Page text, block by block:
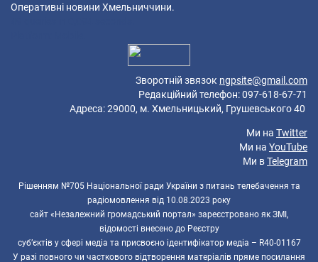
Оперативні новини Хмельниччини.
Зворотній звязок ngpsite@gmail.com
Редакційний телефон: 097-618-67-71
Адреса: 29000, м. Хмельницький, Грушевського 40
Ми на Twitter
Ми на YouTube
Ми вTelegram
Рішенням №705 Національної ради України з питань телебачення та
радіомовлення від 10.08.2023 року
сайт «Незалежний громадський портал» зареєстровано як ЗМІ,
відомості внесено до Реєстру
суб’єктів у сфері медіа та присвоєно ідентифікатор медіа – R40-01167
У разі повного чи часткового відтворення матеріалів пряме посилання